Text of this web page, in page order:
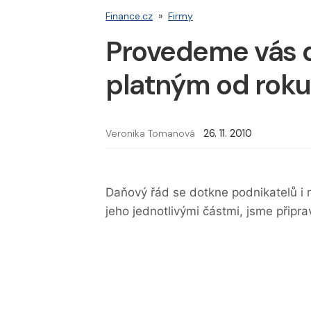
Finance.cz » Firmy
Provedeme
platným od roku
Veronika Tomanová 26. 11. 2010
Daňový řád se dotkne podnikatelů i
jeho jednotlivými částmi, jsme